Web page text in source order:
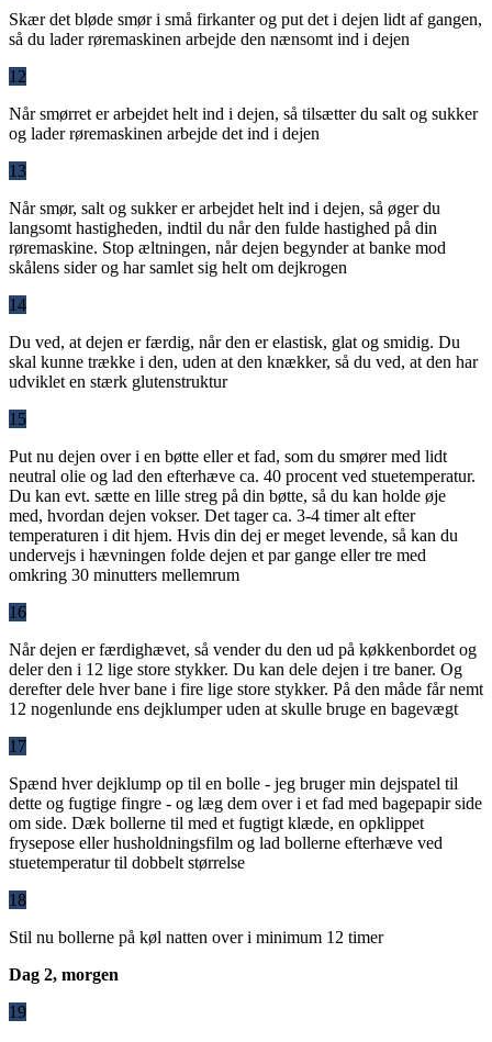
Skær det bløde smør i små firkanter og put det i dejen lidt af gangen,
så du lader røremaskinen arbejde den nænsomt ind i dejen
12
Når smørret er arbejdet helt ind i dejen, så tilsætter du salt og sukker
og lader røremaskinen arbejde det ind i dejen
13
Når smør, salt og sukker er arbejdet helt ind i dejen, så øger du
langsomt hastigheden, indtil du når den fulde hastighed på din
røremaskine. Stop æltningen, når dejen begynder at banke mod
skålens sider og har samlet sig helt om dejkrogen
14
Du ved, at dejen er færdig, når den er elastisk, glat og smidig. Du
skal kunne trække i den, uden at den knækker, så du ved, at den har
udviklet en stærk glutenstruktur
15
Put nu dejen over i en bøtte eller et fad, som du smører med lidt
neutral olie og lad den efterhæve ca. 40 procent ved stuetemperatur.
Du kan evt. sætte en lille streg på din bøtte, så du kan holde øje
med, hvordan dejen vokser. Det tager ca. 3-4 timer alt efter
temperaturen i dit hjem. Hvis din dej er meget levende, så kan du
undervejs i hævningen folde dejen et par gange eller tre med
omkring 30 minutters mellemrum
16
Når dejen er færdighævet, så vender du den ud på køkkenbordet og
deler den i 12 lige store stykker. Du kan dele dejen i tre baner. Og
derefter dele hver bane i fire lige store stykker. På den måde får nemt
12 nogenlunde ens dejklumper uden at skulle bruge en bagevægt
17
Spænd hver dejklump op til en bolle - jeg bruger min dejspatel til
dette og fugtige fingre - og læg dem over i et fad med bagepapir side
om side. Dæk bollerne til med et fugtigt klæde, en opklippet
frysepose eller husholdningsfilm og lad bollerne efterhæve ved
stuetemperatur til dobbelt størrelse
18
Stil nu bollerne på køl natten over i minimum 12 timer
Dag 2, morgen
19